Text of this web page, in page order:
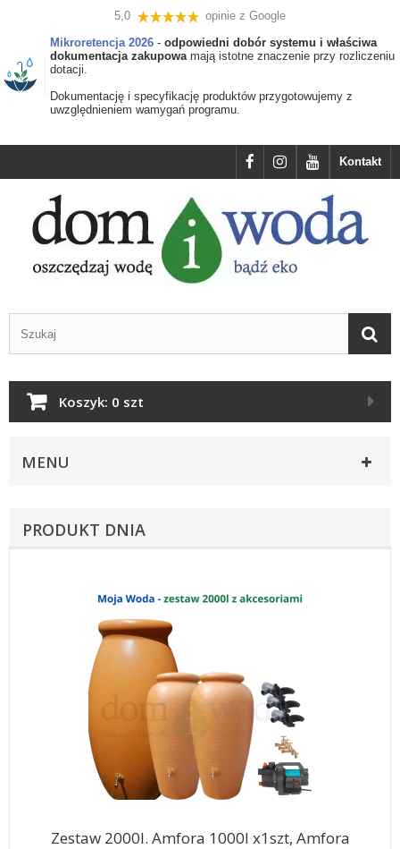
5,0
opinie z Google
Mikroretencja 2026 - odpowiedni dobór systemu i właściwa
dokumentacja zakupowamają istotne znaczenie przy rozliczeniu
dotacji.
Dokumentację i specyfikację produktów przygotowujemy z
uwzględnieniem wamygań programu.
Kontakt
Koszyk: 0 szt
MENU
PRODUKT DNIA
Zestaw 2000l. Amfora 1000l x1szt, Amfora